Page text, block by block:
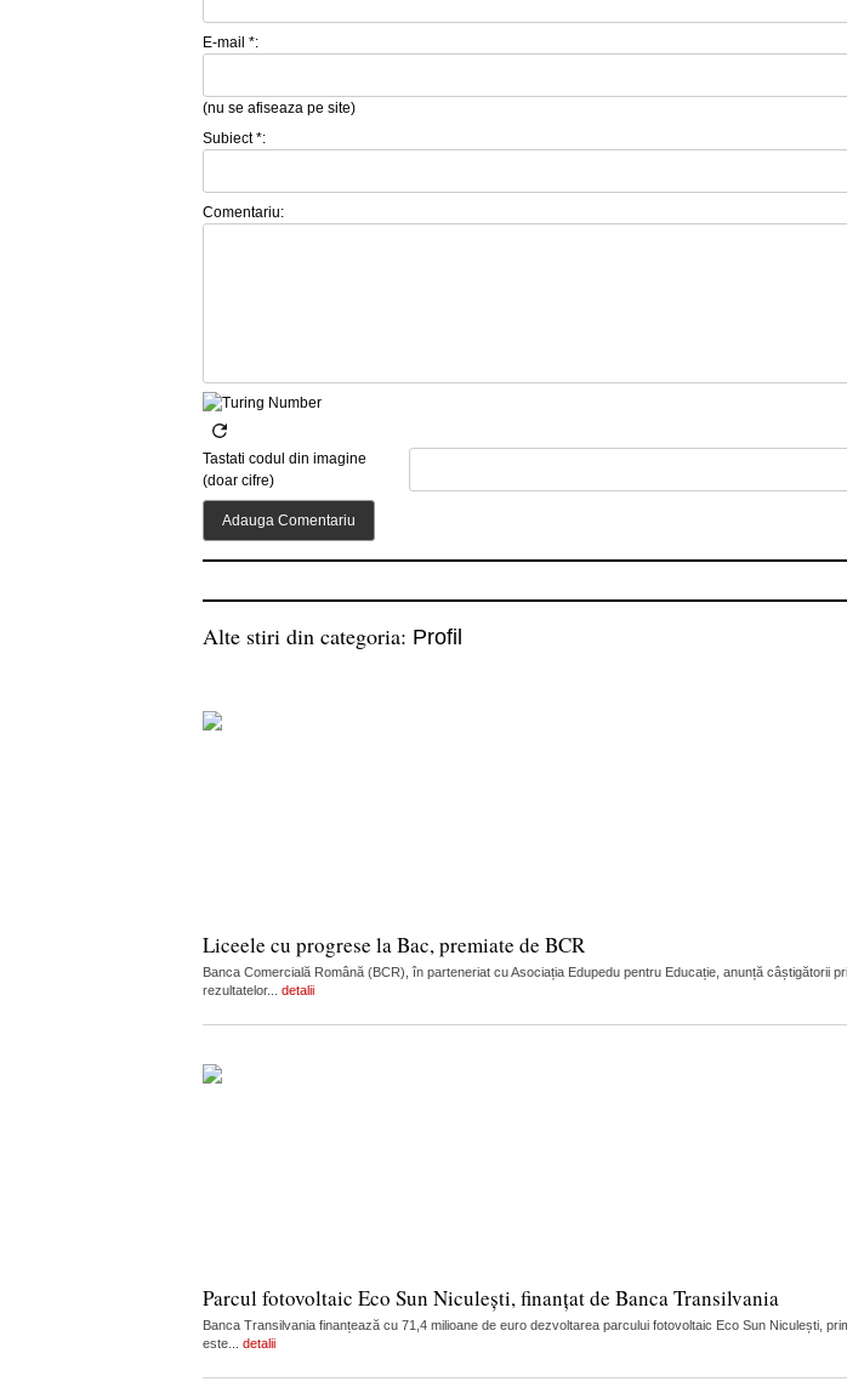
E-mail *:
(nu se afiseaza pe site)
Subiect *:
Comentariu:
Tastati codul din imagine
(doar cifre)
Alte stiri din categoria: Profil
Liceele cu progrese la Bac, premiate de BCR
Banca Comercială Română (BCR), în parteneriat cu Asociația Edupedu pentru Educație, anunță câștigătorii
rezultatelor... detalii
Parcul fotovoltaic Eco Sun Niculești, finanțat de Banca Transilvania
Banca Transilvania finanțează cu 71,4 milioane de euro dezvoltarea parcului fotovoltaic Eco Sun Niculești,
este... detalii